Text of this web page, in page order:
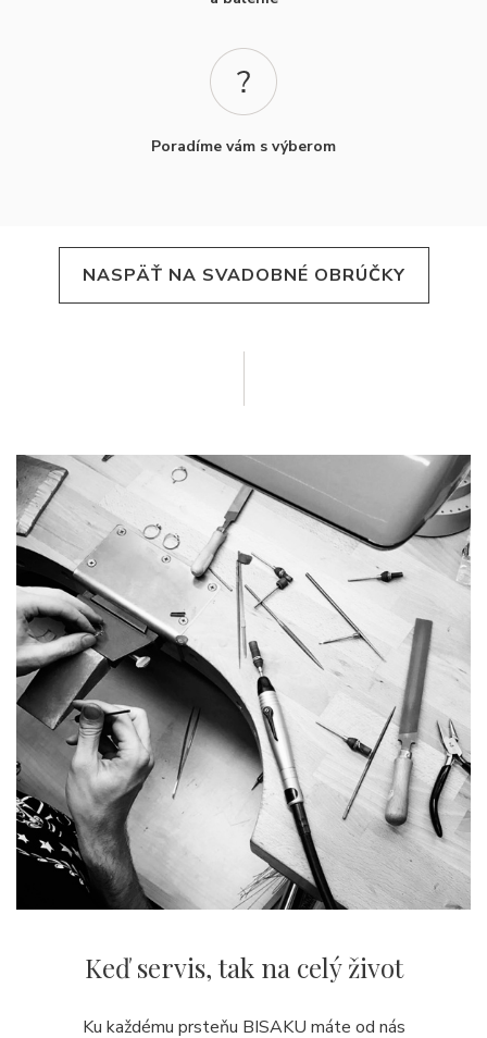
Poradíme vám s výberom
NASPÄŤ NA SVADOBNÉ OBRÚČKY
Keď servis,tak na celý život
Ku každému prsteňu BISAKU máte od nás